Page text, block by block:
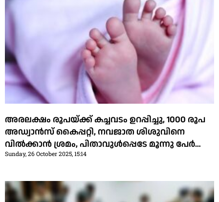
അരലക്ഷം രൂപയ്ക്ക് കച്ചവടം ഉറപ്പിച്ചു, 1000 രൂപ
അഡ്വാന്‍സ് കൈപ്പറ്റി, നവജാത ശിശുവിനെ
വില്‍ക്കാന്‍ ശ്രമം, പിതാവുള്‍പ്പെടേ മൂന്നു പേര്‍
പിടിയില്‍
Sunday, 26 October 2025, 15:14